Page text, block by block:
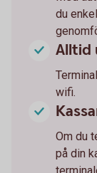
du
Alltid
wifi.
Om du
på din